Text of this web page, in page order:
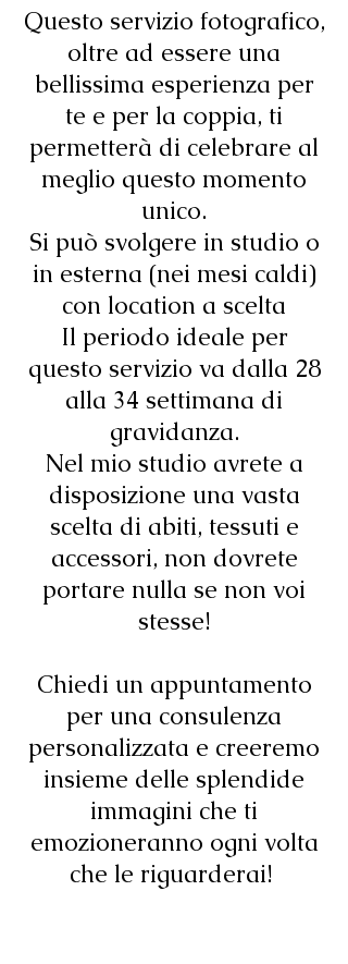
Questo servizio fotografico,
oltre ad essere una
bellissima esperienza per
te e per la coppia, ti
permetterà di celebrare al
meglio questo momento
unico.
Si può svolgere in studio o
in esterna (nei mesi caldi)
con location a scelta
Il periodo ideale per
questo servizio va dalla 28
alla 34 settimana di
gravidanza.
Nel mio studio avrete a
disposizione una vasta
scelta di abiti, tessuti e
accessori, non dovrete
portare nulla se non voi
stesse!
Chiedi un appuntamento
per una consulenza
personalizzata e creeremo
insieme delle splendide
immagini che ti
emozioneranno ogni volta
che le riguarderai!